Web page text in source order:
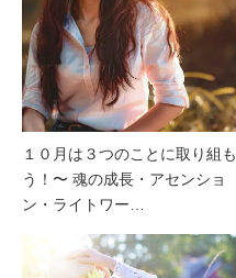
１０月は３つのことに取り組も
う！〜 魂の成長・アセンショ
ン・ライトワー…